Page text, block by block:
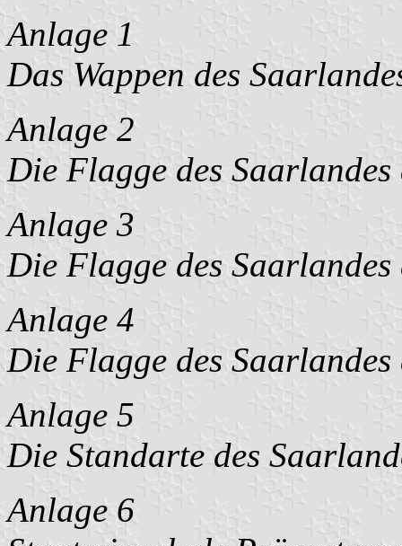
Anlage 1
Das Wappen des
Anlage 2
Die Flagge des
Anlage 3
Die Flagge des
Anlage 4
Die Flagge des
Anlage 5
Die Standarte des
Anlage 6